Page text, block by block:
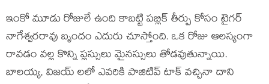
ఇంకో మూడు రోజులే ఉంది కాబట్టి పబ్లిక్ తీర్పు కోసం టైగర్
నాగేశ్వరరావు బృందం ఎదురు చూస్తోంది. ఒక రోజు ఆలస్యంగా
రావడం వల్ల కొన్ని ప్లస్సులు మైనస్సులు తోడవుతున్నాయి.
బాలయ్య, విజయ్ లలో ఎవరికి పాజిటివ్ టాక్ వచ్చినా దాని